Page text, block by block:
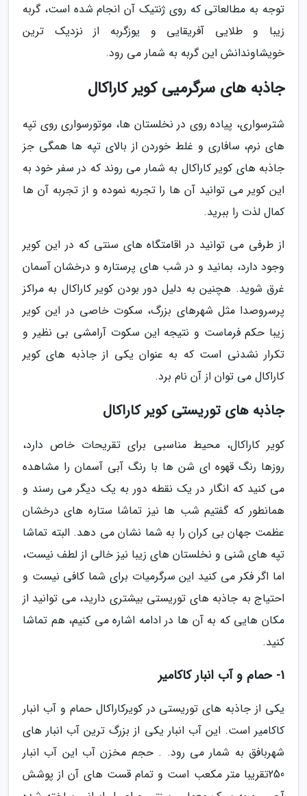
توجه به مطالعاتی که روی ژنتیک آن انجام شده است، گربه
زیبا و طلایی آفریقایی و یوزگربه از نزدیک ترین
خویشاوندانش این گربه به شمار می رود.
جاذبه های سرگرمیی کویر کاراکال
شترسواری، پیاده روی در نخلستان ها، موتورسواری روی تپه
های نرم، سافاری و غلط خوردن از بالای تپه ها همگی جز
جاذبه های کویر کاراکال به شمار می روند که در سفر خود به
این کویر می توانید آن ها را تجربه نموده و از تجربه آن ها
کمال لذت را ببرید.
از طرفی می توانید در اقامتگاه های سنتی که در این کویر
وجود دارد، بمانید و در شب های پرستاره و درخشان آسمان
غرق شوید. هچنین به دلیل دور بودن کویر کاراکال به مراکز
پرسروصدا مثل شهرهای بزرگ، سکوت خاصی در این کویر
زیبا حکم فرماست و نتیجه این سکوت آرامشی بی نظیر و
تکرار نشدنی است که به عنوان یکی از جاذبه های کویر
کاراکال می توان از آن نام برد.
جاذبه های توریستی کویر کاراکال
کویر کاراکال، محیط مناسبی برای تقریحات خاص دارد،
روزها رنگ قهوه ای شن ها با رنگ آبی آسمان را مشاهده
می کنید که انگار در یک نقطه دور به یک دیگر می رسند و
همانطور که گفتیم شب ها نیز تماشا ستاره های درخشان
عظمت جهان بی کران را به شما نشان می دهد. البته تماشا
تپه های شنی و نخلستان های زیبا نیز خالی از لطف نیست،
اما اگر فکر می کنید این سرگرمیات برای شما کافی نیست و
احتیاج به جاذبه های توریستی بیشتری دارید، می توانید از
مکان هایی که به آن ها در ادامه اشاره می کنیم، هم تماشا
کنید.
1- حمام و آب انبار کاکامیر
یکی از جاذبه های توریستی در کویرکاراکال حمام و آب انبار
کاکامیر است. این آب انبار یکی از بزرگ ترین آب انبار های
شهربافق به شمار می رود. . حجم مخزن آب این آب انبار
250تقریبا متر مکعب است و تمام قست های آن از پوشش